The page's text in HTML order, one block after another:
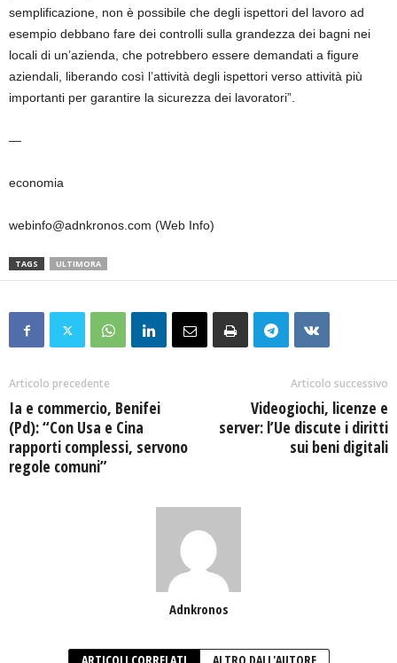
semplificazione, non è possibile che degli ispettori del lavoro ad
esempio debbano fare dei controlli sulla grandezza dei bagni nei
locali di un’azienda, che potrebbero essere demandati a figure
aziendali, liberando così l’attività degli ispettori verso attività più
importanti per garantire la sicurezza dei lavoratori”.
—
economia
webinfo@adnkronos.com (Web Info)
TAGS ULTIMORA
Articolo precedente
Ia e commercio, Benifei
(Pd): “Con Usa e Cina
rapporti complessi, servono
regole comuni”
Articolo successivo
Videogiochi, licenze e
server: l’Ue discute i diritti
sui beni digitali
Adnkronos